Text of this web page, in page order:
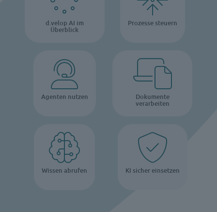
d.velop AI im
Überblick
Prozesse steuern
Agenten nutzen Dokumente
verarbeiten
Wissen abrufen KI sicher einsetzen